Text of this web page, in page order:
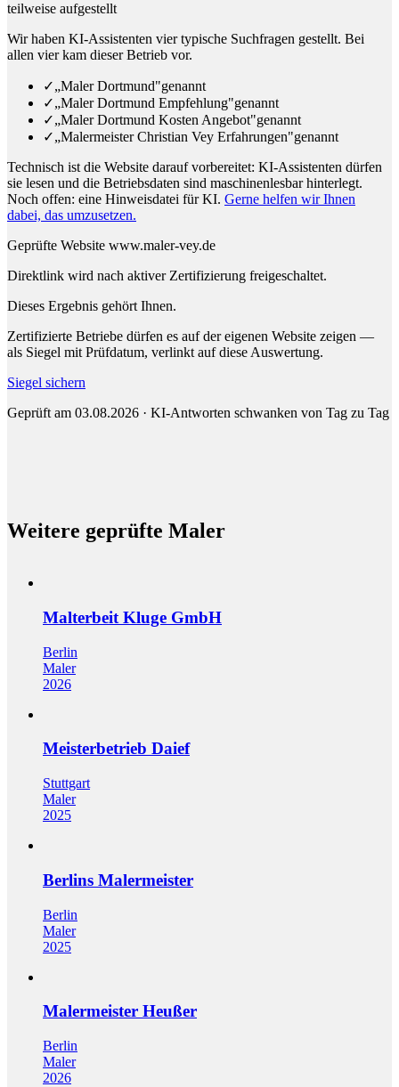
teilweise aufgestellt
Wir haben KI-Assistenten vier typische Suchfragen gestellt. Bei
allen vier kam dieser Betrieb vor.
✓„Maler Dortmund"genannt
✓„Maler Dortmund Empfehlung"genannt
✓„Maler Dortmund Kosten Angebot"genannt
✓„Malermeister Christian Vey Erfahrungen"genannt
Technisch ist die Website darauf vorbereitet: KI-Assistenten dürfen
sie lesen und die Betriebsdaten sind maschinenlesbar hinterlegt.
Noch offen: eine Hinweisdatei für KI. Gerne helfen wir Ihnen
dabei, das umzusetzen.
Geprüfte Website www.maler-vey.de
Direktlink wird nach aktiver Zertifizierung freigeschaltet.
Dieses Ergebnis gehört Ihnen.
Zertifizierte Betriebe dürfen es auf der eigenen Website zeigen —
als Siegel mit Prüfdatum, verlinkt auf diese Auswertung.
Siegel sichern
Geprüft am 03.08.2026 · KI-Antworten schwanken von Tag zu Tag
Weitere geprüfte Maler
Malterbeit Kluge GmbH
Berlin
Maler
2026
Meisterbetrieb Daief
Stuttgart
Maler
2025
Berlins Malermeister
Berlin
Maler
2025
Malermeister Heußer
Berlin
Maler
2026